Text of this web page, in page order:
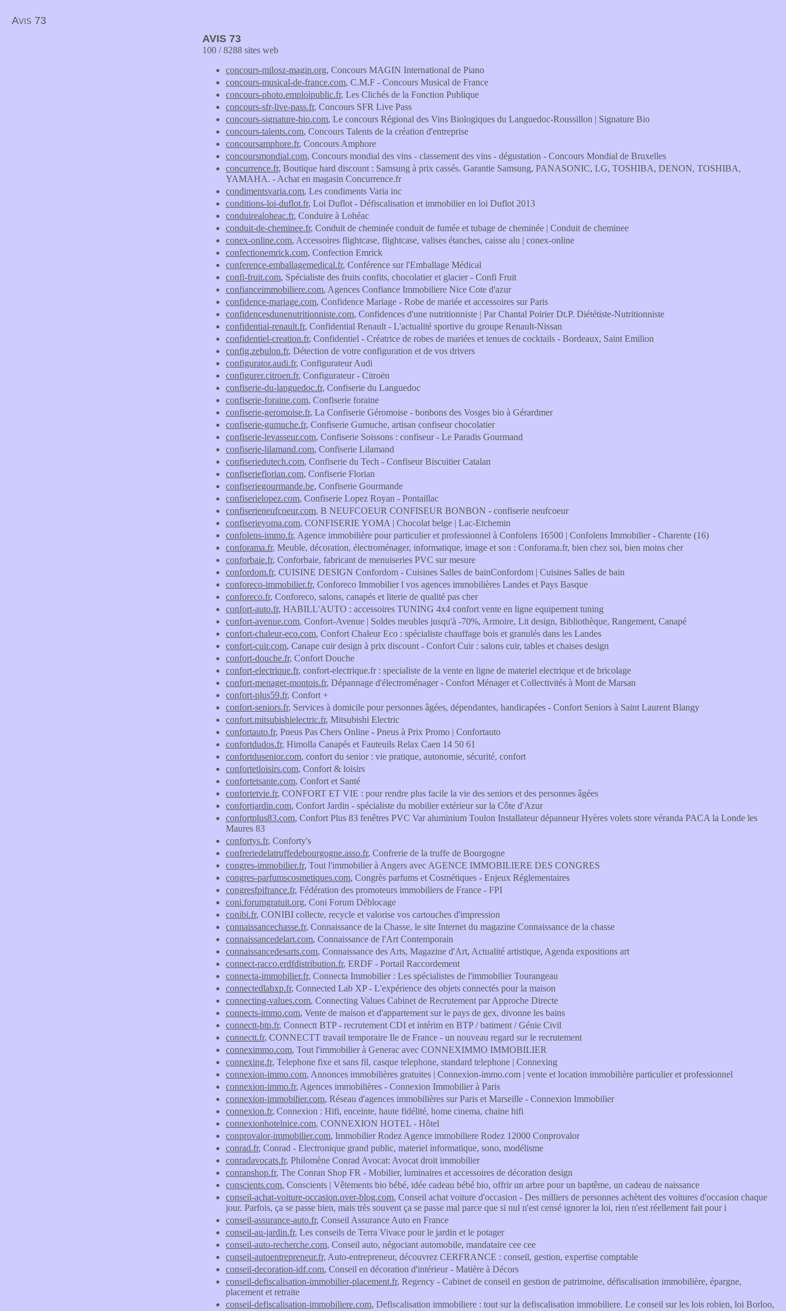
Avis 73
AVIS 73
100 / 8288 sites web
concours-milosz-magin.org, Concours MAGIN International de Piano
concours-musical-de-france.com, C.M.F - Concours Musical de France
concours-photo.emploipublic.fr, Les Clichés de la Fonction Publique
concours-sfr-live-pass.fr, Concours SFR Live Pass
concours-signature-bio.com, Le concours Régional des Vins Biologiques du Languedoc-Roussillon | Signature Bio
concours-talents.com, Concours Talents de la création d'entreprise
concoursamphore.fr, Concours Amphore
concoursmondial.com, Concours mondial des vins - classement des vins - dégustation - Concours Mondial de Bruxelles
concurrence.fr, Boutique hard discount : Samsung à prix cassés. Garantie Samsung, PANASONIC, LG, TOSHIBA, DENON, TOSHIBA,
YAMAHA. - Achat en magasin Concurrence.fr
condimentsvaria.com, Les condiments Varia inc
conditions-loi-duflot.fr, Loi Duflot - Défiscalisation et immobilier en loi Duflot 2013
conduirealoheac.fr, Conduire à Lohéac
conduit-de-cheminee.fr, Conduit de cheminée conduit de fumée et tubage de cheminée | Conduit de cheminee
conex-online.com, Accessoires flightcase, flightcase, valises étanches, caisse alu | conex-online
confectionemrick.com, Confection Emrick
conference-emballagemedical.fr, Conférence sur l'Emballage Médical
confi-fruit.com, Spécialiste des fruits confits, chocolatier et glacier - Confi Fruit
confianceimmobiliere.com, Agences Confiance Immobiliere Nice Cote d'azur
confidence-mariage.com, Confidence Mariage - Robe de mariée et accessoires sur Paris
confidencesdunenutritionniste.com, Confidences d'une nutritionniste | Par Chantal Poirier Dt.P. Diététiste-Nutritionniste
confidential-renault.fr, Confidential Renault - L'actualité sportive du groupe Renault-Nissan
confidentiel-creation.fr, Confidentiel - Créatrice de robes de mariées et tenues de cocktails - Bordeaux, Saint Emilion
config.zebulon.fr, Détection de votre configuration et de vos drivers
configurator.audi.fr, Configurateur Audi
configurer.citroen.fr, Configurateur - Citroën
confiserie-du-languedoc.fr, Confiserie du Languedoc
confiserie-foraine.com, Confiserie foraine
confiserie-geromoise.fr, La Confiserie Géromoise - bonbons des Vosges bio à Gérardmer
confiserie-gumuche.fr, Confiserie Gumuche, artisan confiseur chocolatier
confiserie-levasseur.com, Confiserie Soissons : confiseur - Le Paradis Gourmand
confiserie-lilamand.com, Confiserie Lilamand
confiseriedutech.com, Confiserie du Tech - Confiseur Biscuitier Catalan
confiserieflorian.com, Confiserie Florian
confiseriegourmande.be, Confiserie Gourmande
confiserielopez.com, Confiserie Lopez Royan - Pontaillac
confiserieneufcoeur.com, B NEUFCOEUR CONFISEUR BONBON - confiserie neufcoeur
confiserieyoma.com, CONFISERIE YOMA | Chocolat belge | Lac-Etchemin
confolens-immo.fr, Agence immobilière pour particulier et professionnel à Confolens 16500 | Confolens Immobilier - Charente (16)
conforama.fr, Meuble, décoration, électroménager, informatique, image et son : Conforama.fr, bien chez soi, bien moins cher
conforbaie.fr, Conforbaie, fabricant de menuiseries PVC sur mesure
confordom.fr, CUISINE DESIGN Confordom - Cuisines Salles de bainConfordom | Cuisines Salles de bain
conforeco-immobilier.fr, Conforeco Immobilier l vos agences immobilières Landes et Pays Basque
conforeco.fr, Conforeco, salons, canapés et literie de qualité pas cher
confort-auto.fr, HABILL'AUTO : accessoires TUNING 4x4 confort vente en ligne equipement tuning
confort-avenue.com, Confort-Avenue | Soldes meubles jusqu'à -70%, Armoire, Lit design, Bibliothèque, Rangement, Canapé
confort-chaleur-eco.com, Confort Chaleur Eco : spécialiste chauffage bois et granulés dans les Landes
confort-cuir.com, Canape cuir design à prix discount - Confort Cuir : salons cuir, tables et chaises design
confort-douche.fr, Confort Douche
confort-electrique.fr, confort-electrique.fr : specialiste de la vente en ligne de materiel electrique et de bricolage
confort-menager-montois.fr, Dépannage d'électroménager - Confort Ménager et Collectivités à Mont de Marsan
confort-plus59.fr, Confort +
confort-seniors.fr, Services à domicile pour personnes âgées, dépendantes, handicapées - Confort Seniors à Saint Laurent Blangy
confort.mitsubishielectric.fr, Mitsubishi Electric
confortauto.fr, Pneus Pas Chers Online - Pneus à Prix Promo | Confortauto
confortdudos.fr, Himolla Canapés et Fauteuils Relax Caen 14 50 61
confortdusenior.com, confort du senior : vie pratique, autonomie, sécurité, confort
confortetloisirs.com, Confort & loisirs
confortetsante.com, Confort et Santé
confortetvie.fr, CONFORT ET VIE : pour rendre plus facile la vie des seniors et des personnes âgées
confortjardin.com, Confort Jardin - spécialiste du mobilier extérieur sur la Côte d'Azur
confortplus83.com, Confort Plus 83 fenêtres PVC Var aluminium Toulon Installateur dépanneur Hyères volets store véranda PACA la Londe les
Maures 83
confortys.fr, Conforty's
confreriedelatruffedebourgogne.asso.fr, Confrerie de la truffe de Bourgogne
congres-immobilier.fr, Tout l'immobilier à Angers avec AGENCE IMMOBILIERE DES CONGRES
congres-parfumscosmetiques.com, Congrès parfums et Cosmétiques - Enjeux Réglementaires
congresfpifrance.fr, Fédération des promoteurs immobiliers de France - FPI
coni.forumgratuit.org, Coni Forum Déblocage
conibi.fr, CONIBI collecte, recycle et valorise vos cartouches d'impression
connaissancechasse.fr, Connaissance de la Chasse, le site Internet du magazine Connaissance de la chasse
connaissancedelart.com, Connaissance de l'Art Contemporain
connaissancedesarts.com, Connaissance des Arts, Magazine d'Art, Actualité artistique, Agenda expositions art
connect-racco.erdfdistribution.fr, ERDF - Portail Raccordement
connecta-immobilier.fr, Connecta Immobilier : Les spécialistes de l'immobilier Tourangeau
connectedlabxp.fr, Connected Lab XP - L'expérience des objets connectés pour la maison
connecting-values.com, Connecting Values Cabinet de Recrutement par Approche Directe
connects-immo.com, Vente de maison et d'appartement sur le pays de gex, divonne les bains
connectt-btp.fr, Connectt BTP - recrutement CDI et intérim en BTP / batiment / Génie Civil
connectt.fr, CONNECTT travail temporaire Ile de France - un nouveau regard sur le recrutement
conneximmo.com, Tout l'immobilier à Generac avec CONNEXIMMO IMMOBILIER
connexing.fr, Telephone fixe et sans fil, casque telephone, standard telephone | Connexing
connexion-immo.com, Annonces immobilières gratuites | Connexion-immo.com | vente et location immobilière particulier et professionnel
connexion-immo.fr, Agences immobilières - Connexion Immobilier à Paris
connexion-immobilier.com, Réseau d'agences immobilières sur Paris et Marseille - Connexion Immobilier
connexion.fr, Connexion : Hifi, enceinte, haute fidélité, home cinema, chaine hifi
connexionhotelnice.com, CONNEXION HOTEL - Hôtel
conprovalor-immobilier.com, Immobilier Rodez Agence immobiliere Rodez 12000 Conprovalor
conrad.fr, Conrad - Electronique grand public, materiel informatique, sono, modélisme
conradavocats.fr, Philomène Conrad Avocat: Avocat droit immobilier
conranshop.fr, The Conran Shop FR - Mobilier, luminaires et accessoires de décoration design
conscients.com, Conscients | Vêtements bio bébé, idée cadeau bébé bio, offrir un arbre pour un baptême, un cadeau de naissance
conseil-achat-voiture-occasion.over-blog.com, Conseil achat voiture d'occasion - Des milliers de personnes achètent des voitures d'occasion chaque
jour. Parfois, ça se passe bien, mais très souvent ça se passe mal parce que si nul n'est censé ignorer la loi, rien n'est réellement fait pour i
conseil-assurance-auto.fr, Conseil Assurance Auto en France
conseil-au-jardin.fr, Les conseils de Terra Vivace pour le jardin et le potager
conseil-auto-recherche.com, Conseil auto, négociant automobile, mandataire cee cee
conseil-autoentrepreneur.fr, Auto-entrepreneur, découvrez CERFRANCE : conseil, gestion, expertise comptable
conseil-decoration-idf.com, Conseil en décoration d'intérieur - Matière à Décors
conseil-defiscalisation-immobilier-placement.fr, Regency - Cabinet de conseil en gestion de patrimoine, défiscalisation immobilière, épargne,
placement et retraite
conseil-defiscalisation-immobiliere.com, Defiscalisation immobiliere : tout sur la defiscalisation immobiliere. Le conseil sur les lois robien, loi Borloo,